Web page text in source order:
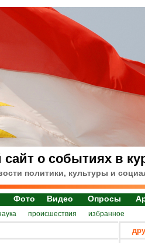
сайт о событиях в
политики, культуры и
Фото Видео Опросы
происшествия избранное